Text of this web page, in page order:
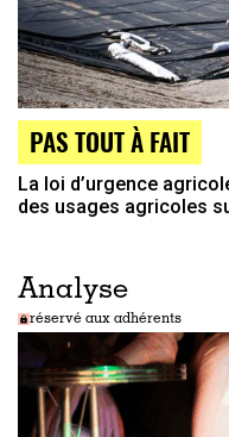
PAS TOUT À FAIT
La loi d’urgence
des usages agricoles
Analyse
réservé aux adhérents